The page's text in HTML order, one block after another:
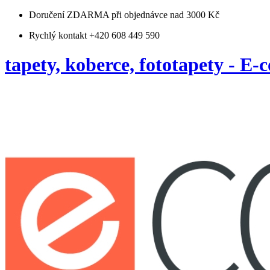
Doručení ZDARMA při objednávce nad 3000 Kč
Rychlý kontakt +420 608 449 590
tapety, koberce, fototapety - E-